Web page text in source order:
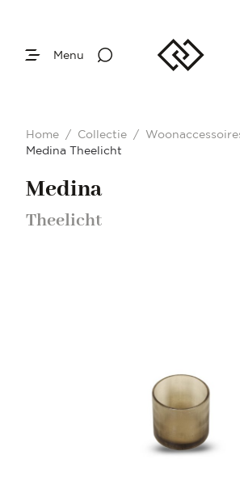
Menu
Home / Collectie /
Medina Theelicht
Medina
Theelicht